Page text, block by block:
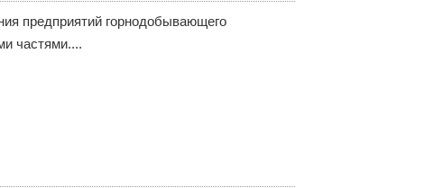
предприятий горнодобывающего
частями....